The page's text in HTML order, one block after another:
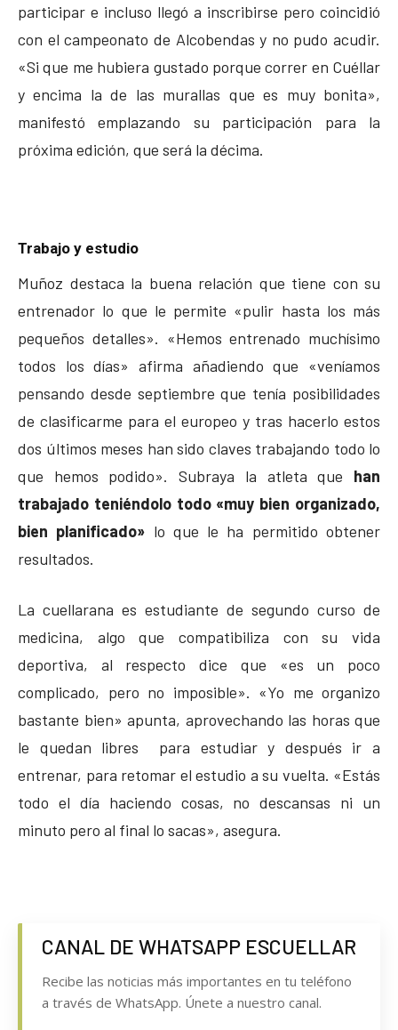
participar e incluso llegó a inscribirse pero coincidió
con el campeonato de Alcobendas y no pudo acudir.
«Si que me hubiera gustado porque correr en Cuéllar
y encima la de las murallas que es muy bonita»,
manifestó emplazando su participación para la
próxima edición, que será la décima.
Trabajo y estudio
Muñoz destaca la buena relación que tiene con su
entrenador lo que le permite «pulir hasta los más
pequeños detalles». «Hemos entrenado muchísimo
todos los días» afirma añadiendo que «veníamos
pensando desde septiembre que tenía posibilidades
de clasificarme para el europeo y tras hacerlo estos
dos últimos meses han sido claves trabajando todo lo
que hemos podido». Subraya la atleta que han
trabajado teniéndolo todo «muy bien organizado,
bien planificado» lo que le ha permitido obtener
resultados.
La cuellarana es estudiante de segundo curso de
medicina, algo que compatibiliza con su vida
deportiva, al respecto dice que «es un poco
complicado, pero no imposible». «Yo me organizo
bastante bien» apunta, aprovechando las horas que
le quedan libres para estudiar y después ir a
entrenar, para retomar el estudio a su vuelta. «Estás
todo el día haciendo cosas, no descansas ni un
minuto pero al final lo sacas», asegura.
CANAL DE WHATSAPP ESCUELLAR
Recibe las noticias más importantes en tu teléfono
a través de WhatsApp. Únete a nuestro canal.